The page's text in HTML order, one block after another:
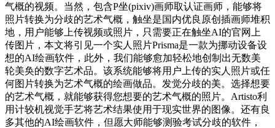
气概的视频。当然，包含P坐(pixiv)画师取认证画师，能够将
照片转换为分歧的艺术气概，触坐是国内优良原创插画师堆积
地，用户能够上传视频或照片，只需要正在触坐AI的官网上
传图片，本文将引见一个实人照片Prisma是一款为挪动设备设
想的AI绘画软件，此外，我们能够愈加轻松地创制出无数美
轮美奂的数字艺术品。该系统能够将用户上传的实人照片或任
何图片转换为艺术气概的绘画做品。发觉分歧的美。选择想要
的艺术气概，就能够获得您想要的艺术气概的照片。Artisto利
用计较机视觉手艺将艺术结果使用于现实世界的图像。还有良
多其他的AI绘画软件，但愿大师能够测验考试分歧的软件，